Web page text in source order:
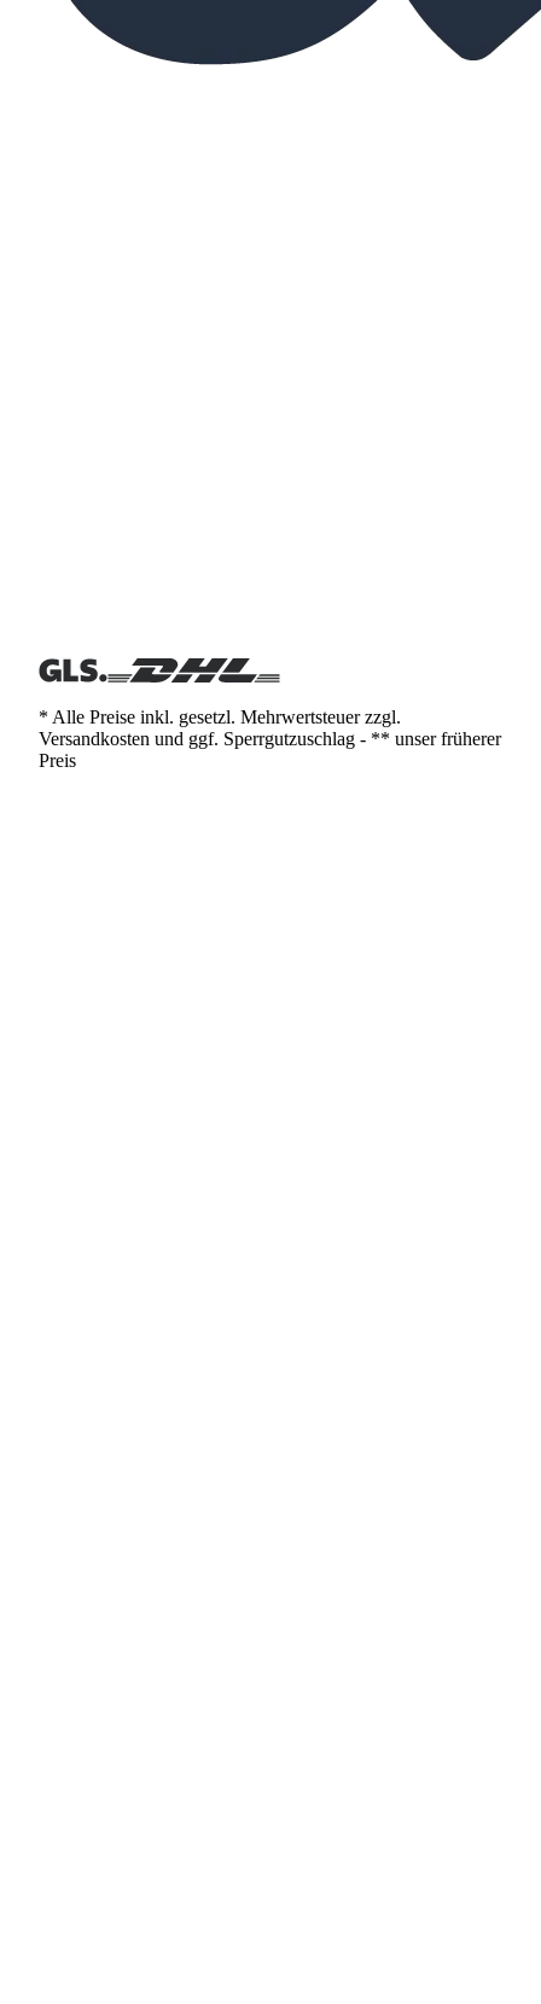
* Alle Preise inkl. gesetzl. Mehrwertsteuer zzgl.
Versandkosten und ggf. Sperrgutzuschlag - ** unser früherer
Preis